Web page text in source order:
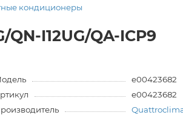
кондиционеры
I12UG/QA-ICP9
e00423682
e00423682